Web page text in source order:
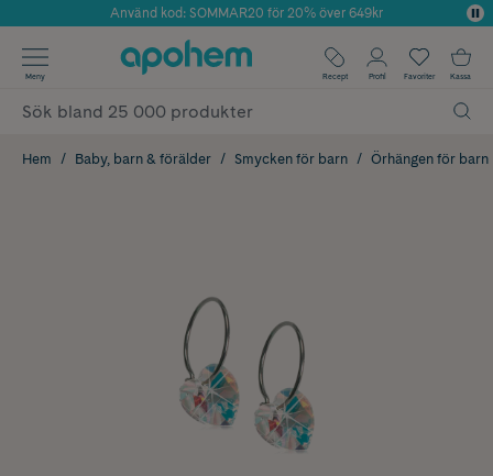
Årets Butik 2025 inom Skönhet
Använd kod: SOMMAR20 för 20% över 649kr
✓ Fri frakt
✓ Poäng på alla köp*
Meny Recept Profil Favoriter Kassa
Hem Baby, barn & förälder Smycken för barn Örhängen för barn